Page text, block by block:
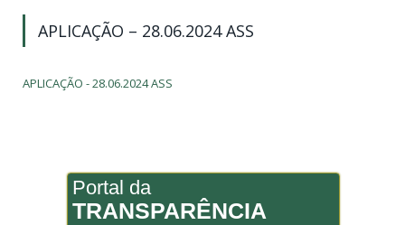
APLICAÇÃO – 28.06.2024 ASS
APLICAÇÃO - 28.06.2024 ASS
Portal da
TRANSPARÊNCIA